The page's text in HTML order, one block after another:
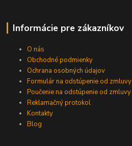
Informácie pre zákazníkov
O nás
Obchodné podmienky
Ochrana osobných údajov
Formulár na odstúpenie od zmluvy
Poučenie na odstúpenie od zmluvy
Reklamačný protokol
Kontakty
Blog